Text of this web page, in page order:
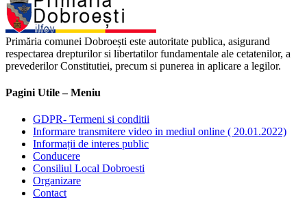
Primăria comunei Dobroești este autoritate publica, asigurand
respectarea drepturilor si libertatilor fundamentale ale cetatenilor, a
prevederilor Constitutiei, precum si punerea in aplicare a legilor.
Pagini Utile – Meniu
GDPR- Termeni si conditii
Informare transmitere video in mediul online ( 20.01.2022)
Informații de interes public
Conducere
Consiliul Local Dobroesti
Organizare
Contact